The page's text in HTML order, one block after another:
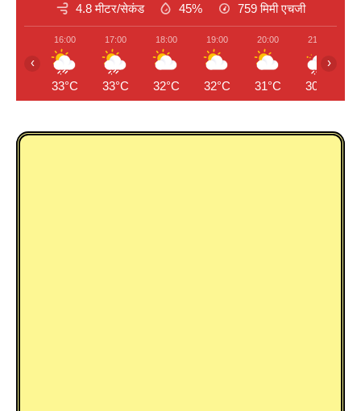
4.8 मीटर/सेकंड 45% 759मिमी एचजी
16:00
33°C
17:00
33°C
18:00
32°C
19:00
32°C
20:00
31°C
21:00
30°C
‹ ›